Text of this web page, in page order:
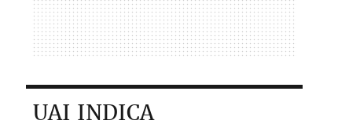
UAI INDICA